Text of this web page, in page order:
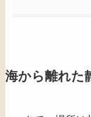
海から離れた